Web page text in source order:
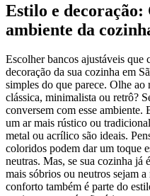
Estilo e decoração:
ambiente da
Escolher bancos ajustáveis que
decoração da sua cozinha em
simples do que parece. Olhe
clássica, minimalista ou retrô?
conversem com esse ambiente.
um ar mais rústico ou
metal ou acrílico são ideais.
coloridos podem dar um toque
neutras. Mas, se sua cozinha já
mais sóbrios ou neutros sejam
conforto também é parte do